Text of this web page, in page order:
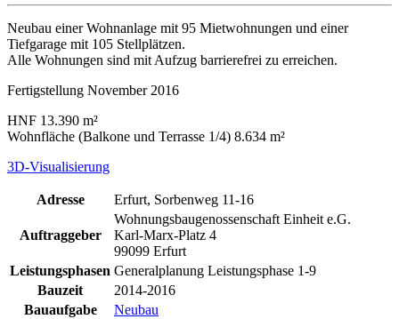
Neubau einer Wohnanlage mit 95 Mietwohnungen und einer
Tiefgarage mit 105 Stellplätzen.
Alle Wohnungen sind mit Aufzug barrierefrei zu erreichen.
Fertigstellung November 2016
HNF 13.390 m²
Wohnfläche (Balkone und Terrasse 1/4) 8.634 m²
3D-Visualisierung
Adresse Erfurt, Sorbenweg 11-16
Auftraggeber
Wohnungsbaugenossenschaft Einheit e.G.
Karl-Marx-Platz 4
99099 Erfurt
Leistungsphasen Generalplanung Leistungsphase 1-9
Bauzeit
2014-2016
Bauaufgabe
Neubau